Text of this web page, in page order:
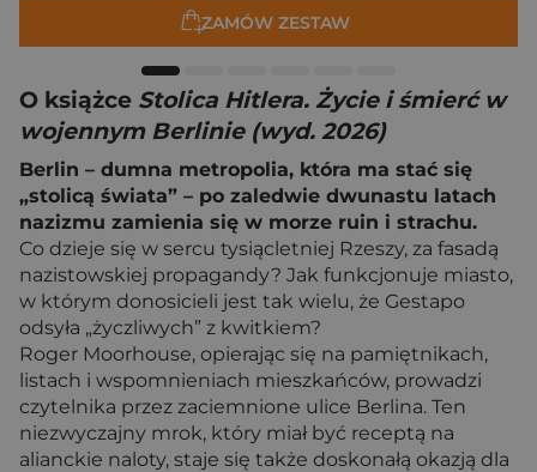
ZAMÓW ZESTAW
O książce Stolica Hitlera. Życie i śmierć w
wojennym Berlinie (wyd. 2026)
Berlin – dumna metropolia, która ma stać się
„stolicą świata” – po zaledwie dwunastu latach
nazizmu zamienia się w morze ruin i strachu.
Co dzieje się w sercu tysiącletniej Rzeszy, za fasadą
nazistowskiej propagandy? Jak funkcjonuje miasto,
w którym donosicieli jest tak wielu, że Gestapo
odsyła „życzliwych” z kwitkiem?
Roger Moorhouse, opierając się na pamiętnikach,
listach i wspomnieniach mieszkańców, prowadzi
czytelnika przez zaciemnione ulice Berlina. Ten
niezwyczajny mrok, który miał być receptą na
alianckie naloty, staje się także doskonałą okazją dla